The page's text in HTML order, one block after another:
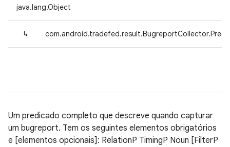
java.lang.Object
↳
Um predicado completo que descreve quando capturar
um bugreport. Tem os seguintes elementos obrigatórios
e [elementos opcionais]: RelationP TimingP Noun [FilterP